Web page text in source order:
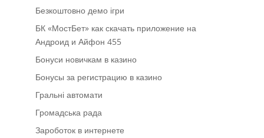
Безкоштовно демо ігри
БК «МостБет» как скачать приложение на
Андроид и Айфон 455
Бонуси новичкам в казино
Бонусы за регистрацию в казино
Гральні автомати
Громадська рада
Зароботок в интернете